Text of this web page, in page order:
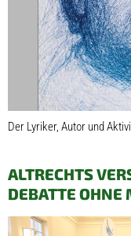
Der Lyriker, Autor und
ALTRECHTS
DEBATTE OHNE